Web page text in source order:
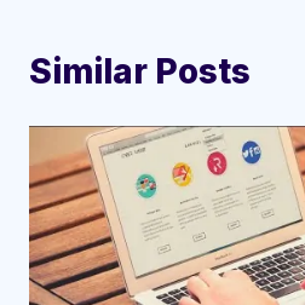
Similar Posts